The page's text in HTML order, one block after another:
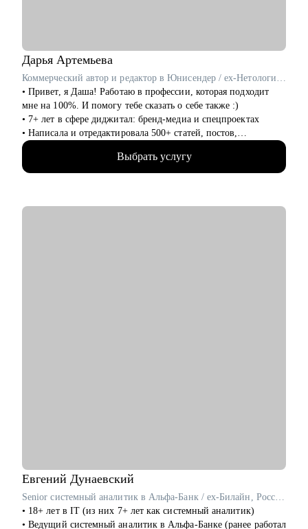
Дарья Артемьева
Коммерческий автор и редактор в Юнисендер / ex-Нетология, Росатом
• Привет, я Даша! Работаю в профессии, которая подходит
мне на 100%. И помогу тебе сказать о себе также :)
• 7+ лет в сфере диджитал: бренд-медиа и спецпроектах
• Написала и отредактировала 500+ статей, постов,
презентаций
• Провела 100+ консультаций по копирайтингу, редактуре и
нейросетям
верю в каждого, с кем работала лично. Мне важно помочь
тебе увидеть твои сильные стороны, понять, куда двигаться
Выбрать услугу
Евгений Дунаевский
Senior системный аналитик в Альфа-Банк / ex-Билайн, Россельхозбанк
• 18+ лет в IT (из них 7+ лет как системный аналитик)
• Ведущий системный аналитик в Альфа-Банке (ранее работал